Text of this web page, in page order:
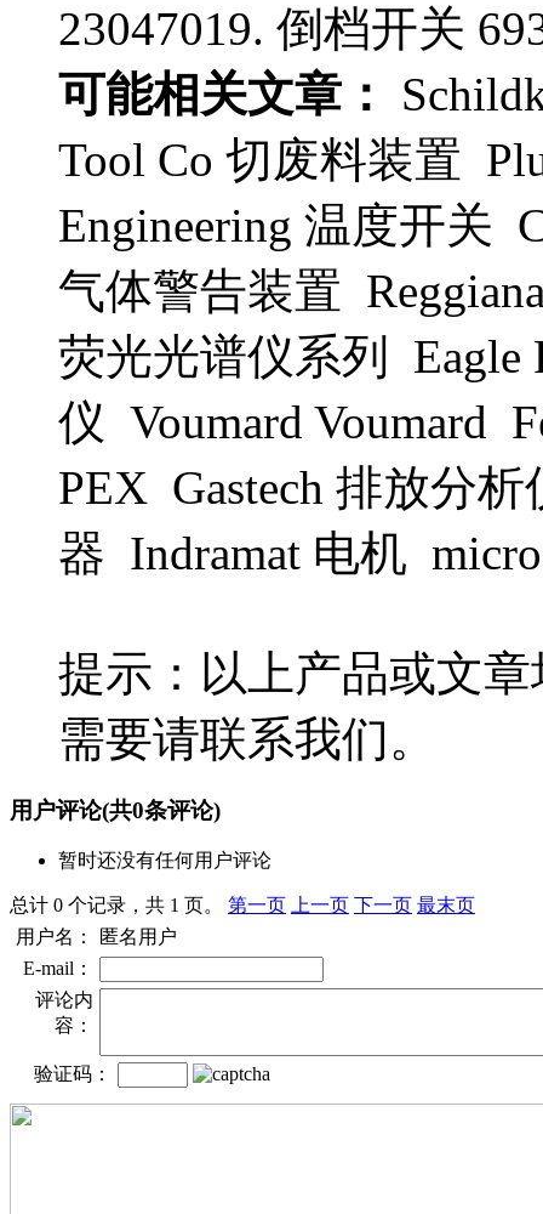
23047019. 倒档开关
可能相关文章：
Tool Co 切废料装置
Engineering 温度开关
气体警告装置
荧光光谱仪系列 Eagle
仪 Voumard Voumard
PEX Gastech 排放分
器 Indramat 电机
提示：以上产品或文
需要请联系我们。
用户评论(共0条评论)
暂时还没有任何用户评论
总计 0 个记录，共 1 页。 第一页 上一页 下一页 最末页
用户名：
匿名用户
E-mail：
评论内
容：
验证码：